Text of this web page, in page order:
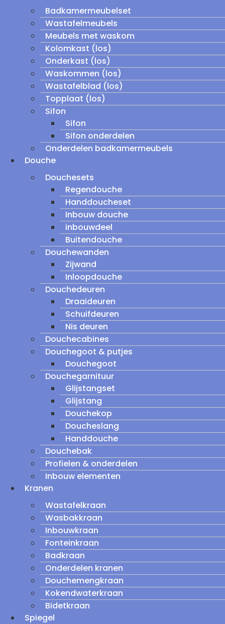
Badkamermeubelset
Wastafelmeubels
Meubels met waskom
Kolomkast (los)
Onderkast (los)
Waskommen (los)
Wastafelblad (los)
Topplaat (los)
Sifon
Sifon
Sifon onderdelen
Onderdelen badkamermeubels
Douche
Douchesets
Regendouche
Handdoucheset
Inbouw douche
inbouwdeel
Buitendouche
Douchewanden
Zijwand
Inloopdouche
Douchedeuren
Draaideuren
Schuifdeuren
Nis deuren
Douchecabines
Douchegoot & putjes
Douchegoot
Douchegarnituur
Glijstangset
Glijstang
Douchekop
Doucheslang
Handdouche
Douchebak
Profielen & onderdelen
Inbouw elementen
Kranen
Wastafelkraan
Wasbakkraan
Inbouwkraan
Fonteinkraan
Badkraan
Onderdelen kranen
Douchemengkraan
Kokendwaterkraan
Bidetkraan
Spiegel